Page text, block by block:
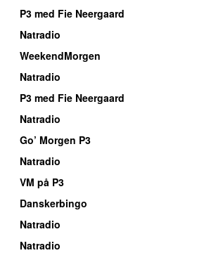
P3 med Fie Neergaard
Natradio
WeekendMorgen
Natradio
P3 med Fie Neergaard
Natradio
Go’ Morgen P3
Natradio
VM på P3
Danskerbingo
Natradio
Natradio